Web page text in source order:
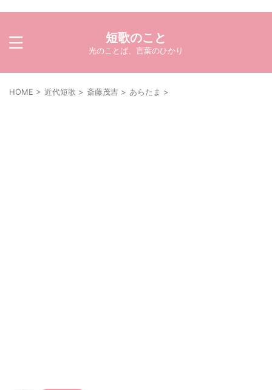
短歌のこと
光のことば、言葉のひかり
HOME > 近代短歌 > 斎藤茂吉 > あらたま >